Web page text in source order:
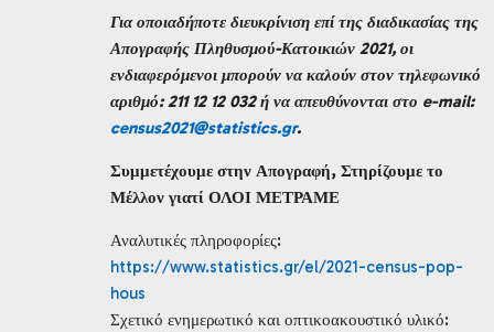
Για οποιαδήποτε διευκρίνιση επί της διαδικασίας της
Απογραφής Πληθυσμού-Κατοικιών 2021, οι
ενδιαφερόμενοι μπορούν να καλούν στον τηλεφωνικό
αριθμό: 211 12 12 032 ή να απευθύνονται στο e-mail:
census2021@statistics.gr.
Συμμετέχουμε στην Απογραφή, Στηρίζουμε το
Μέλλον γιατί ΟΛΟΙ ΜΕΤΡΑΜΕ
Αναλυτικές πληροφορίες:
https://www.statistics.gr/el/2021-census-pop-
hous
Σχετικό ενημερωτικό και οπτικοακουστικό υλικό: